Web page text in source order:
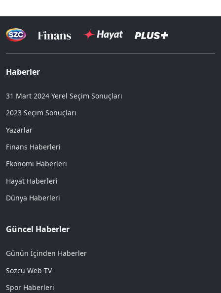
Haberler
31 Mart 2024 Yerel Seçim Sonuçları
2023 Seçim Sonuçları
Yazarlar
Finans Haberleri
Ekonomi Haberleri
Hayat Haberleri
Dünya Haberleri
Güncel Haberler
Günün İçinden Haberler
Sözcü Web TV
Spor Haberleri